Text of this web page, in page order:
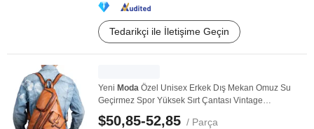
Tedarikçi ile İletişime Geçin
Yeni Moda Özel Unisex Erkek Dış Mekan Omuz Su
Geçirmez Spor Yüksek Sırt Çantası Vintage
Kahverengi ...
$50,85-52,85 / Parça